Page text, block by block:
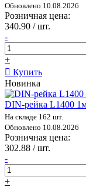
Обновлено 10.08.2026
Розничная цена:
340.90 / шт.
-
+
Купить
Новинка
DIN-рейка L1400
На складе 162 шт.
Обновлено 10.08.2026
Розничная цена:
302.88 / шт.
-
+